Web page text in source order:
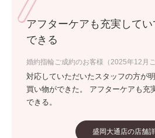
アフターケアも充実して
できる
婚約指輪ご成約のお客様（2025年12月ご
対応していただいたスタッフの方が
買い物ができた。 アフターケアも充
できる。
盛岡大通店の店舗